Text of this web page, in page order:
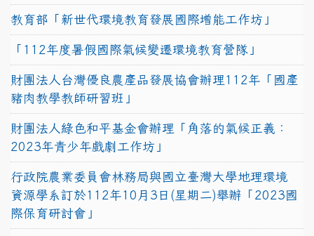
教育部「新世代環境教育發展國際增能工作坊」
「112年度暑假國際氣候變遷環境教育營隊」
財團法人台灣優良農產品發展協會辦理112年「國產
豬肉教學教師研習班」
財團法人綠色和平基金會辦理「角落的氣候正義：
2023年青少年戲劇工作坊」
行政院農業委員會林務局與國立臺灣大學地理環境
資源學系訂於112年10月3日(星期二)舉辦「2023國
際保育研討會」